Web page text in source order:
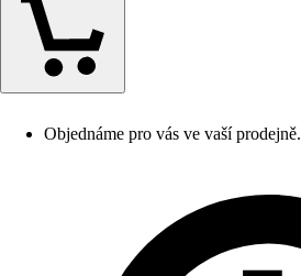
Objednáme pro vás ve vaší prodejně.